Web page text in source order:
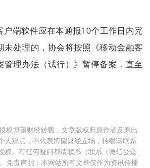
户端软件应在本通报10个工作日内完
未处理的，协会将按照《移动金融客
管理办法（试行）》暂停备案，直至
权博望财经转载，文章版权归原作者及原出
人观点，不代表博望财经立场，转载请联系
权。有任何疑问都请联系（联系（微信公众
免责声明：本网站所有文章仅作为资讯传播